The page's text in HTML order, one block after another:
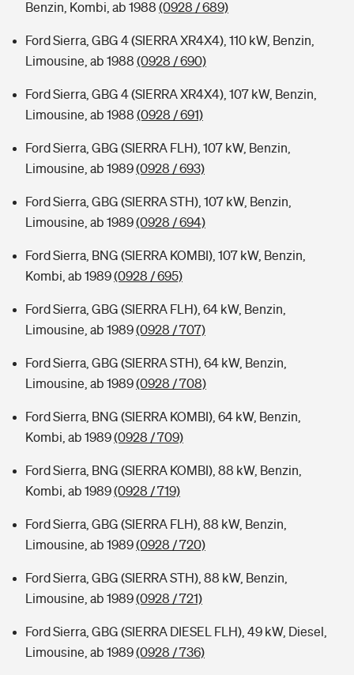
Benzin, Kombi, ab 1988 (0928 / 689)
Ford Sierra, GBG 4 (SIERRA XR4X4), 110 kW, Benzin,
Limousine, ab 1988 (0928 / 690)
Ford Sierra, GBG 4 (SIERRA XR4X4), 107 kW, Benzin,
Limousine, ab 1988 (0928 / 691)
Ford Sierra, GBG (SIERRA FLH), 107 kW, Benzin,
Limousine, ab 1989(0928 / 693)
Ford Sierra, GBG (SIERRA STH), 107 kW, Benzin,
Limousine, ab 1989(0928 / 694)
Ford Sierra, BNG (SIERRA KOMBI), 107 kW, Benzin,
Kombi, ab 1989(0928 / 695)
Ford Sierra, GBG (SIERRA FLH), 64 kW, Benzin,
Limousine, ab 1989(0928 / 707)
Ford Sierra, GBG (SIERRA STH), 64 kW, Benzin,
Limousine, ab 1989(0928 / 708)
Ford Sierra, BNG (SIERRA KOMBI), 64 kW, Benzin,
Kombi, ab 1989(0928 / 709)
Ford Sierra, BNG (SIERRA KOMBI), 88 kW, Benzin,
Kombi, ab 1989(0928 / 719)
Ford Sierra, GBG (SIERRA FLH), 88 kW, Benzin,
Limousine, ab 1989(0928 / 720)
Ford Sierra, GBG (SIERRA STH), 88 kW, Benzin,
Limousine, ab 1989(0928 / 721)
Ford Sierra, GBG (SIERRA DIESEL FLH), 49 kW, Diesel,
Limousine, ab 1989(0928 / 736)